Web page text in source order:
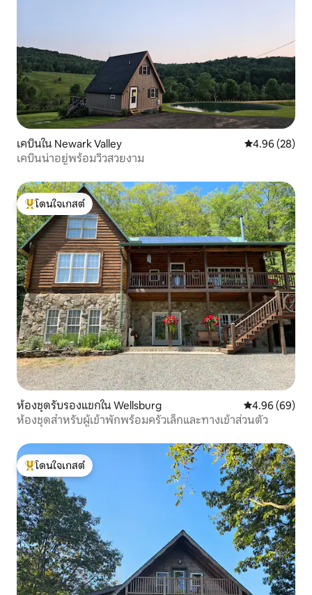
เคบินใน Newark Valley คะแนนเฉลี่ย
4.96 (28)
เคบินน่าอยู่พร้อมวิวสวยงาม
โดนใจเกสต์ที่สุด
โดนใจเกสต์
ห้องชุดรับรองแขกใน Wellsburg คะแนนเฉลี่ย
4.96 (69)
ห้องชุดสำหรับผู้เข้าพักพร้อมครัวเล็กและทางเข้าส่วนตัว
โดนใจเกสต์ที่สุด
โดนใจเกสต์